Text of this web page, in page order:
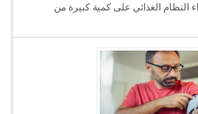
النظام الغذائي على كمية كبيرة من